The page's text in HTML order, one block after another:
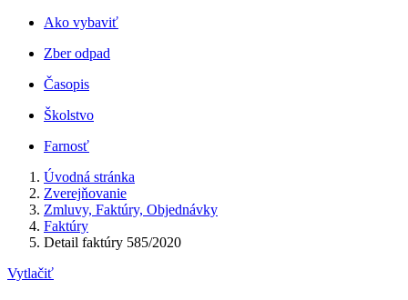
Ako vybaviť
Zber odpad
Časopis
Školstvo
Farnosť
Úvodná stránka
Zverejňovanie
Zmluvy, Faktúry, Objednávky
Faktúry
Detail faktúry 585/2020
Vytlačiť